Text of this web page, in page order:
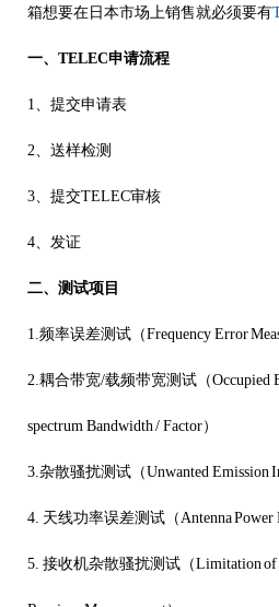
箱想要在日本市场上销售就必须要有
一、TELEC申请流程
1、提交申请表
2、送样检测
3、 提交TELEC审核
4、发证
二、测试项目
1.频率误差测试（Frequency Error
2.耦合带宽/载频带宽测试（Occupied
spectrum Bandwidth / Factor）
3.杂散骚扰测试（Unwanted Emission
4. 天线功率误差测试（Antenna Power
5. 接收机杂散骚扰测试（Limitation of